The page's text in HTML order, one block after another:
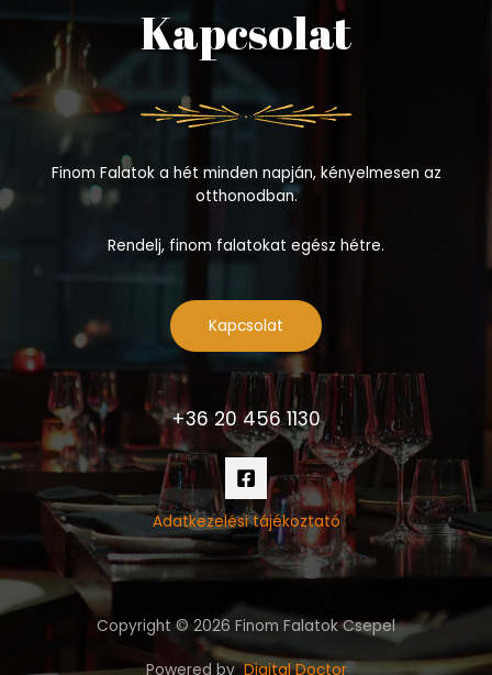
Kapcsolat
Finom Falatok a hét minden napján, kényelmesen az
otthonodban.
Rendelj, finom falatokat egész hétre.
Kapcsolat
+36 20 456 1130
Adatkezelési tájékoztató
Copyright © 2026 Finom Falatok Csepel
Powered byDigital Doctor